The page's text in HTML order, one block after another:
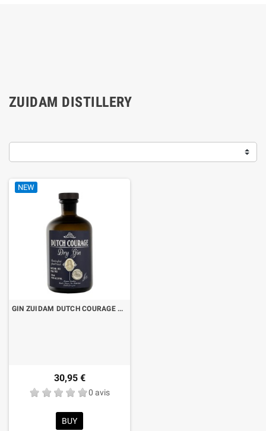
ZUIDAM DISTILLERY
NEW
GIN ZUIDAM DUTCH COURAGE CL.70
30,95 €
0 avis
BUY